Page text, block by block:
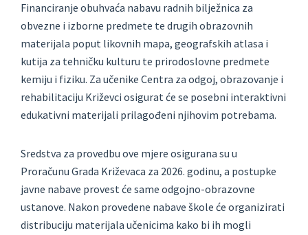
Financiranje obuhvaća nabavu radnih bilježnica za
obvezne i izborne predmete te drugih obrazovnih
materijala poput likovnih mapa, geografskih atlasa i
kutija za tehničku kulturu te prirodoslovne predmete
kemiju i fiziku. Za učenike Centra za odgoj, obrazovanje i
rehabilitaciju Križevci osigurat će se posebni interaktivni
edukativni materijali prilagođeni njihovim potrebama.
Sredstva za provedbu ove mjere osigurana su u
Proračunu Grada Križevaca za 2026. godinu, a postupke
javne nabave provest će same odgojno-obrazovne
ustanove. Nakon provedene nabave škole će organizirati
distribuciju materijala učenicima kako bi ih mogli